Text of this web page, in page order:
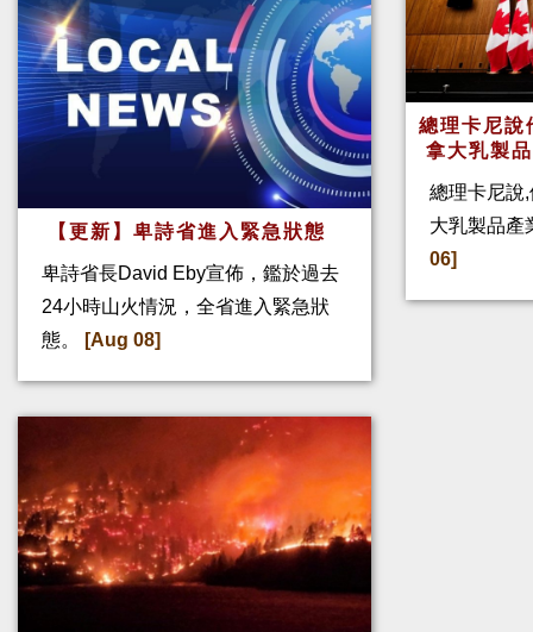
【更新】卑詩省進入緊急狀態
卑詩省長David Eby宣佈，鑑於過去
24小時山火情況，全省進入緊急狀
態。
[Aug 08]
總理卡尼
拿大乳製
總理卡尼說
大乳製品產
06]